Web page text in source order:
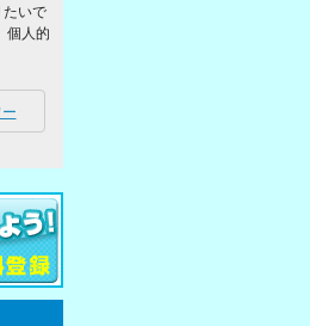
たいで
個人的